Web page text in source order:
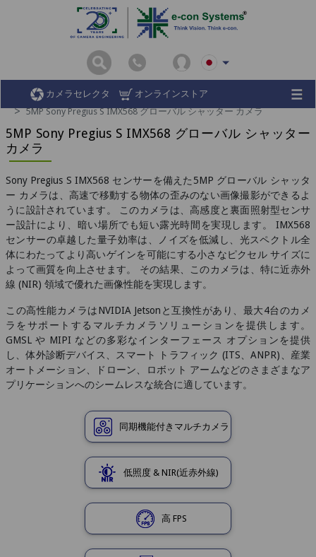
カメラセレクタ オンラインストア
ホーム
カメラ モジュール
5MP Sony Pregius S IMX568 グローバル シャッター カメラ
5MP Sony Pregius S IMX568 グローバル シャッター
カメラ
Sony Pregius S IMX568 センサーを備えた5MP グローバル シャッタ
ー カメラは、高速で移動する物体の歪みのない画像撮影ができるよ
うに設計されています。 このカメラは、高感度と裏面照射型センサ
ー設計により、暗い場所でも短い露光時間を実現します。 IMX568
センサーの卓越した量子効率は、ノイズを低減し、光スペクトル全
体にわたってより高いゲインを可能にする小さなピクセル サイズに
よって画質を向上させます。 その結果、このカメラは、特に近赤外
線 (NIR) 領域で優れた画像性能を実現します。
この高性能カメラはNVIDIA Jetsonと互換性があり、最大4台のカメ
ラをサポートするマルチカメラソリューションを提供します。
GMSL や MIPI などの多彩なインターフェース オプションを提供
し、体外診断デバイス、スマート トラフィック (ITS、ANPR)、産業
オートメーション、ドローン、ロボット アームなどのさまざまなア
プリケーションへのシームレスな統合に適しています。
同期機能付きマルチカメラ
低照度 & NIR(近赤外線)
高 FPS